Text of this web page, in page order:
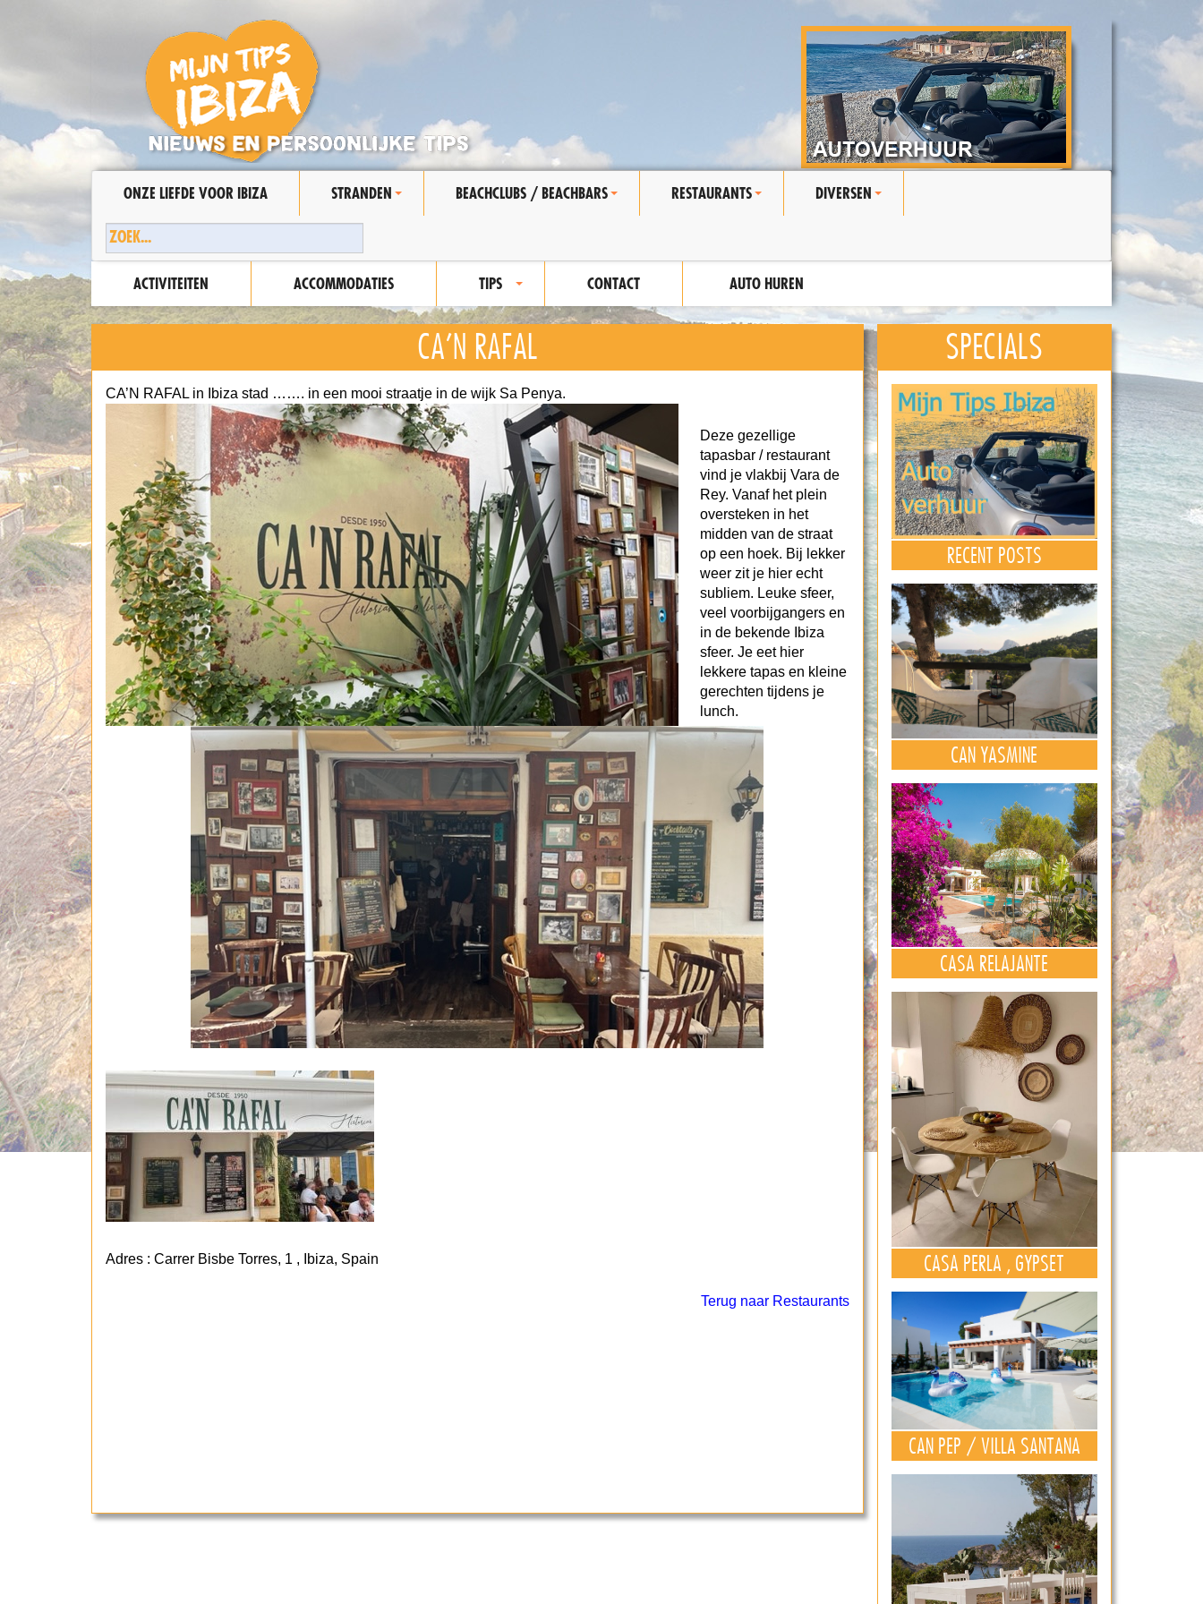
ONZE LIEFDE VOOR IBIZA STRANDEN BEACHCLUBS / BEACHBARS RESTAURANTS DIVERSEN
ACTIVITEITEN ACCOMMODATIES TIPS CONTACT AUTO HUREN
CA’N RAFAL
CA’N RAFAL in Ibiza stad ……. in een mooi straatje in de wijk Sa Penya.
Deze gezellige
tapasbar / restaurant
vind je vlakbij Vara de
Rey. Vanaf het plein
oversteken in het
midden van de straat
op een hoek. Bij lekker
weer zit je hier echt
subliem. Leuke sfeer,
veel voorbijgangers en
in de bekende Ibiza
sfeer. Je eet hier
lekkere tapas en kleine
gerechten tijdens je
lunch.
Adres : Carrer Bisbe Torres, 1 , Ibiza, Spain
Terug naar Restaurants
SPECIALS
RECENT POSTS
CAN YASMINE
CASA RELAJANTE
CASA PERLA , GYPSET
CAN PEP / VILLA SANTANA